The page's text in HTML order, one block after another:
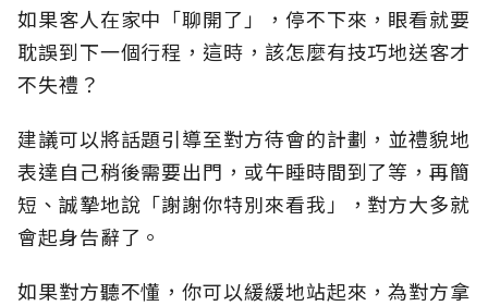
如果客人在家中「聊開了」，停不下來，眼看就要
耽誤到下一個行程，這時，該怎麼有技巧地送客才
不失禮？
建議可以將話題引導至對方待會的計劃，並禮貌地
表達自己稍後需要出門，或午睡時間到了等，再簡
短、誠摯地說「謝謝你特別來看我」，對方大多就
會起身告辭了。
如果對方聽不懂，你可以緩緩地站起來，為對方拿